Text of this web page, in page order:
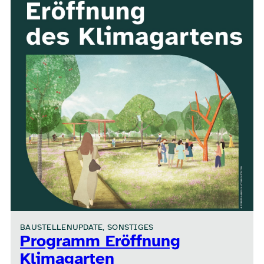
BAUSTELLENUPDATE, SONSTIGES
Programm Eröffnung
Klimagarten